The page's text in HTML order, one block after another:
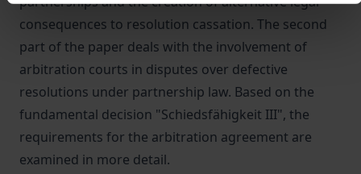
consequences to resolution cassation. The second
part of the paper deals with the involvement of
arbitration courts in disputes over defective
resolutions under partnership law. Based on the
fundamental decision "Schiedsfähigkeit III", the
requirements for the arbitration agreement are
examined in more detail.